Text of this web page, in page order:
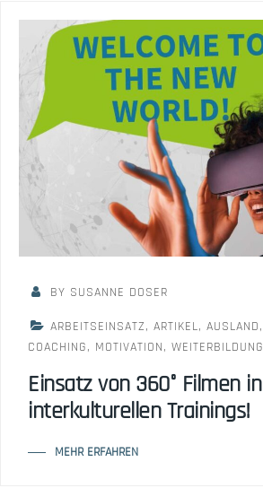
BY SUSANNE DOSER
ARBEITSEINSATZ, ARTIKEL, AUSLAND,
COACHING, MOTIVATION, WEITERBILDUNG
Einsatz von 360° Filmen in
interkulturellen Trainings!
MEHR ERFAHREN